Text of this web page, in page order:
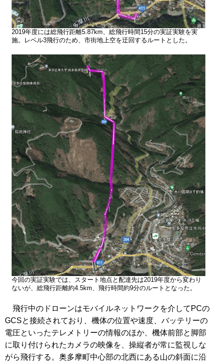
2019年度には総飛行距離5.87km、総飛行時間15分の実証実験を実
施。レベル3飛行のため、市街地上空を迂回するルートとした。
今回の実証実験では、スタート地点と配達先は2019年度から変わり
ないが、総飛行距離約4.5km、飛行時間約9分のルートとなった。
飛行中のドローンはモバイルネットワークを介してPCの
GCSと接続されており、機体の位置や速度、バッテリーの
電圧といったテレメトリーの情報のほか、機体前部と脚部
に取り付けられたカメラの映像を、操縦者が常に監視しな
がら飛行する。奥多摩町中心部の北西にある山の斜面に沿